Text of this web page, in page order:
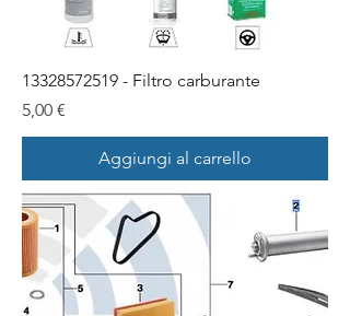
13328572519 - Filtro carburante
Prezzo
5,00 €
Aggiungi al carrello